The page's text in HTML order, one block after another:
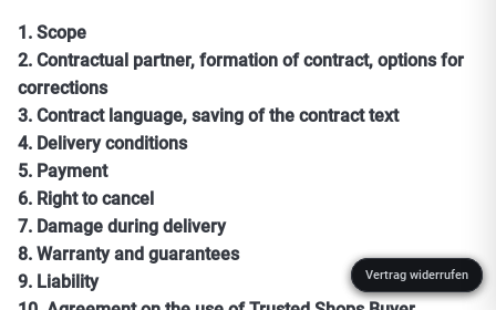
1. Scope
2. Contractual partner, formation of contract, options for
corrections
3. Contract language, saving of the contract text
4. Delivery conditions
5. Payment
6. Right to cancel
7. Damage during delivery
8. Warranty and guarantees
9. Liability
Vertrag widerrufen
Vertrag widerrufen